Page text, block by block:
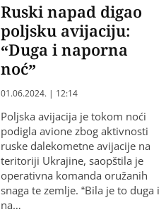
Ruski napad digao
poljsku avijaciju:
“Duga i naporna
noć”
01.06.2024. | 12:14
Poljska avijacija je tokom noći
podigla avione zbog aktivnosti
ruske dalekometne avijacije na
teritoriji Ukrajine, saopštila je
operativna komanda oružanih
snaga te zemlje. “Bila je to duga i
na…